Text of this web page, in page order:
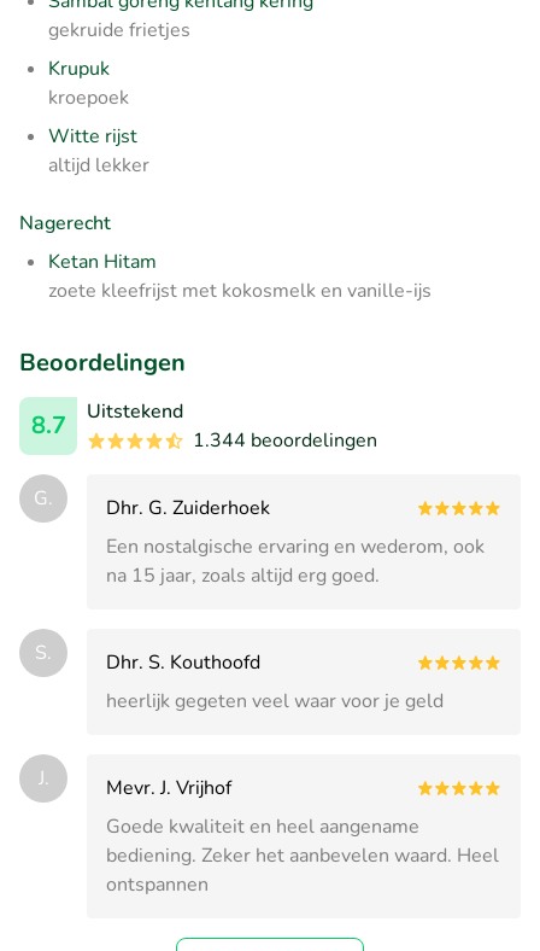
gekruide frietjes
Krupuk
kroepoek
Witte rijst
altijd lekker
Nagerecht
Ketan Hitam
zoete kleefrijst met kokosmelk en vanille-ijs
Beoordelingen
8.7
Uitstekend
1.344 beoordelingen
G.
Dhr. G. Zuiderhoek
Een nostalgische ervaring en wederom, ook
na 15 jaar, zoals altijd erg goed.
S.
Dhr. S. Kouthoofd
heerlijk gegeten veel waar voor je geld
J.
Mevr. J. Vrijhof
Goede kwaliteit en heel aangename
bediening. Zeker het aanbevelen waard. Heel
ontspannen